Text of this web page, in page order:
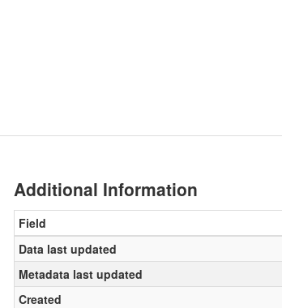
Additional Information
Field
Data last updated
Metadata last updated
Created